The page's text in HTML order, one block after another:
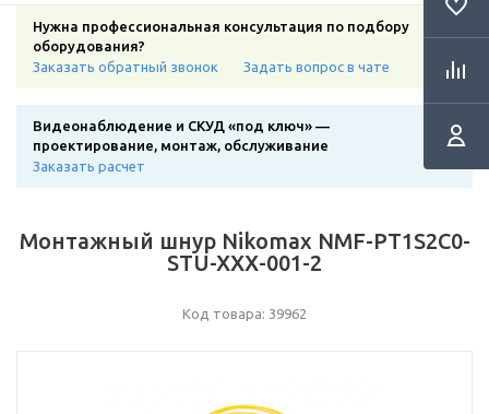
Нужна профессиональная консультация по подбору
оборудования?
Заказать обратный звонок
Задать вопрос в чате
Видеонаблюдение и СКУД «под ключ» —
проектирование, монтаж, обслуживание
Заказать расчет
Монтажный шнур Nikomax NMF-PT1S2C0-
STU-XXX-001-2
Код товара: 39962